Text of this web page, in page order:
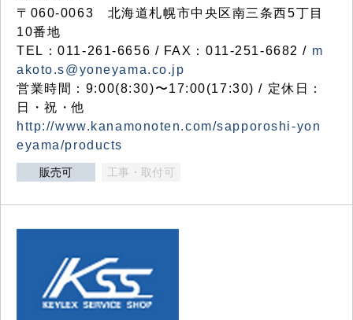
〒060-0063 北海道札幌市中央区南三条西5丁目
10番地
TEL：011-261-6656 / FAX：011-251-6682 / m
akoto.s@yoneyama.co.jp
営業時間：9:00(8:30)〜17:00(17:30) / 定休日：
日・祝・他
http://www.kanamonoten.com/sapporoshi-yon
eyama/products
販売可 工事・取付可